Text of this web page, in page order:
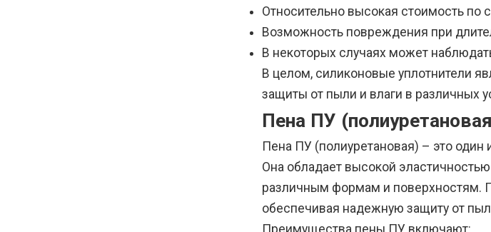
Относительно высокая стоимость по
Возможность повреждения при
В некоторых случаях может
В целом, силиконовые уплотнители
защиты от пыли и влаги в различных
Пена ПУ
Пена ПУ (полиуретановая) – это один
Она обладает высокой
различным формам и поверхностям.
обеспечивая надежную защиту от